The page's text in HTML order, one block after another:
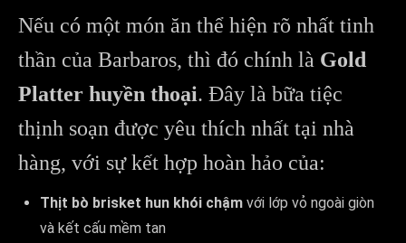
Nếu có một món ăn thể hiện rõ nhất tinh
thần của Barbaros, thì đó chính là Gold
Platter huyền thoại. Đây là bữa tiệc
thịnh soạn được yêu thích nhất tại nhà
hàng, với sự kết hợp hoàn hảo của:
Thịt bò brisket hun khói chậm với lớp vỏ ngoài giòn
và kết cấu mềm tan